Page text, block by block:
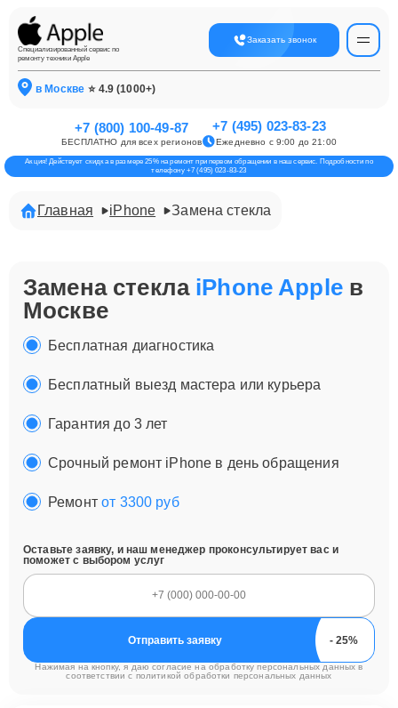
Специализированный сервис по
ремонту техники Apple
Заказать звонок
в Москве ⭐ 4.9 (1000+)
+7 (800) 100-49-87
БЕСПЛАТНО для всех регионов
+7 (495) 023-83-23
Ежедневно с 9:00 до 21:00
Акция! Действует скидка в размере 25% на ремонт при первом обращении в наш сервис. Подробности по
телефону +7 (495) 023-83-23
Главная iPhone Замена стекла
Замена стекла iPhone Appleв
Москве
Бесплатная диагностика
Бесплатный выезд мастера или курьера
Гарантия до 3 лет
Срочный ремонт iPhone в день обращения
Ремонтот 3300 руб
Оставьте заявку, и наш менеджер проконсультирует вас и
поможет с выбором услуг
Отправить заявку
Нажимая на кнопку, я даю согласие на обработку персональных данных в
соответствии с политикой обработки персональных данных